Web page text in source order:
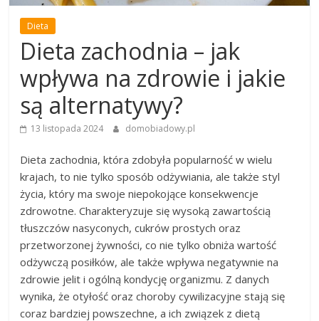
Dieta
Dieta zachodnia – jak
wpływa na zdrowie i jakie
są alternatywy?
13 listopada 2024 domobiadowy.pl
Dieta zachodnia, która zdobyła popularność w wielu
krajach, to nie tylko sposób odżywiania, ale także styl
życia, który ma swoje niepokojące konsekwencje
zdrowotne. Charakteryzuje się wysoką zawartością
tłuszczów nasyconych, cukrów prostych oraz
przetworzonej żywności, co nie tylko obniża wartość
odżywczą posiłków, ale także wpływa negatywnie na
zdrowie jelit i ogólną kondycję organizmu. Z danych
wynika, że otyłość oraz choroby cywilizacyjne stają się
coraz bardziej powszechne, a ich związek z dietą